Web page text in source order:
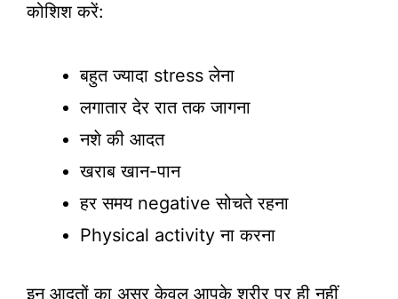
कोशिश करें:
बहुत ज्यादा stress लेना
लगातार देर रात तक जागना
नशे की आदत
खराब खान-पान
हर समय negative सोचते रहना
Physical activity ना करना
इन आदतों का असर केवल आपके शरीर पर ही नहीं